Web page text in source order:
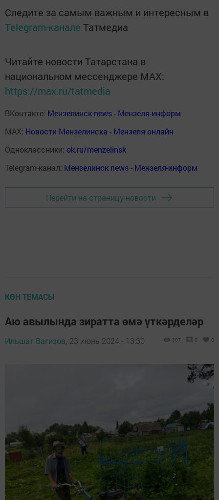
Следите за самым важным и интересным в
Telegram-канале Татмедиа
Читайте новости Татарстана в
национальном мессенджере MАХ:
https://max.ru/tatmedia
ВКонтакте: Мензелинск news - Мензеля-информ
MAX: Новости Мензелинска - Мензеля онлайн
Одноклассники: ok.ru/menzelinsk
Telegram-канал: Мензелинск news - Мензеля-информ
Перейти на страницу новости
КӨН ТЕМАСЫ
Аю авылында зиратта өмә үткәрделәр
Ильшат Вагизов, 23 июнь 2024 - 13:30 307 0 0